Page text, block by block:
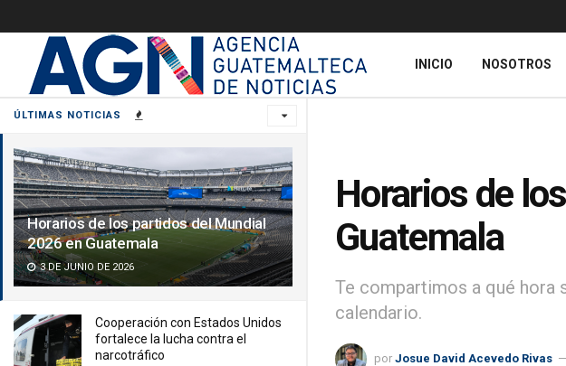
ÚLTIMAS NOTICIAS
Horarios de los partidos del Mundial
2026 en Guatemala
3 DE JUNIO DE 2026
Cooperación con Estados Unidos
fortalece la lucha contra el
narcotráfico
INICIO NOSOTROS
Horarios de
Guatemala
Te compartimos a qué hora
calendario.
por Josue David Acevedo Rivas